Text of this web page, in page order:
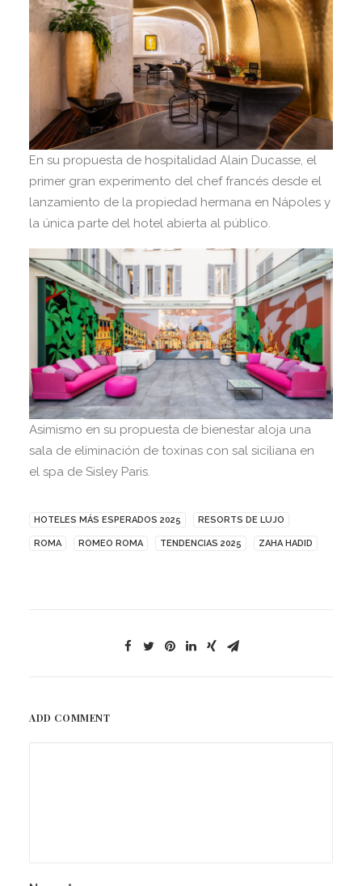
En su propuesta de hospitalidad Alain Ducasse, el
primer gran experimento del chef francés desde el
lanzamiento de la propiedad hermana en Nápoles y
la única parte del hotel abierta al público.
Asimismo en su propuesta de bienestar aloja una
sala de eliminación de toxinas con sal siciliana en
el spa de Sisley Paris.
HOTELES MÁS ESPERADOS 2025 RESORTS DE LUJO
ROMA ROMEO ROMA TENDENCIAS 2025 ZAHA HADID
ADD COMMENT